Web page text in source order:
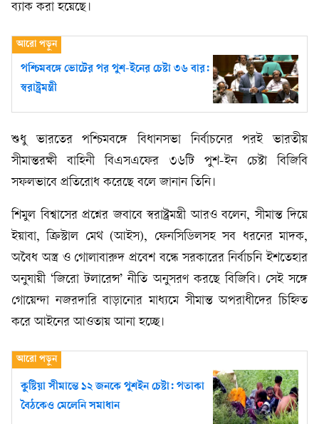
ব্যাক করা হয়েছে।
পশ্চিমবঙ্গে ভোটের পর পুশ-ইনের চেষ্টা ৩৬ বার:
স্বরাষ্ট্রমন্ত্রী
শুধু ভারতের পশ্চিমবঙ্গে বিধানসভা নির্বাচনের পরই ভারতীয়
সীমান্তরক্ষী বাহিনী বিএসএফের ৩৬টি পুশ-ইন চেষ্টা বিজিবি
সফলভাবে প্রতিরোধ করেছে বলে জানান তিনি।
শিমুল বিশ্বাসের প্রশ্নের জবাবে স্বরাষ্ট্রমন্ত্রী আরও বলেন, সীমান্ত দিয়ে
ইয়াবা, ক্রিস্টাল মেথ (আইস), ফেনসিডিলসহ সব ধরনের মাদক,
অবৈধ অস্ত্র ও গোলাবারুদ প্রবেশ বন্ধে সরকারের নির্বাচনি ইশতেহার
অনুযায়ী ‘জিরো টলারেন্স’ নীতি অনুসরণ করছে বিজিবি। সেই সঙ্গে
গোয়েন্দা নজরদারি বাড়ানোর মাধ্যমে সীমান্ত অপরাধীদের চিহ্নিত
করে আইনের আওতায় আনা হচ্ছে।
কুষ্টিয়া সীমান্তে ১২ জনকে পুশইন চেষ্টা: পতাকা
বৈঠকেও মেলেনি সমাধান